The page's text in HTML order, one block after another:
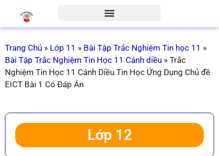
Trang Chủ » Lớp 11 » Bài Tập Trắc Nghiệm Tin học 11 »
Bài Tập Trắc Nghiệm Tin Học 11 Cánh diều » Trắc
Nghiệm Tin Học 11 Cánh Diều Tin Học Ứng Dụng Chủ đề
EICT Bài 1 Có Đáp Án
Lớp 12